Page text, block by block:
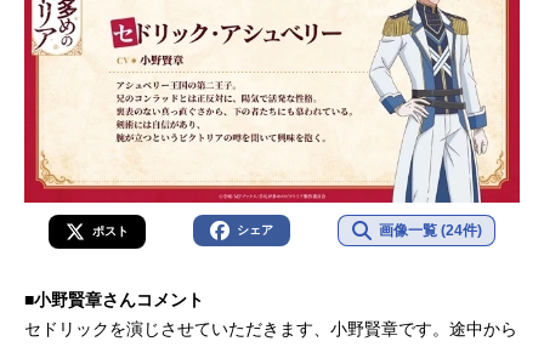
ポスト シェア 画像一覧 (24件)
■小野賢章さんコメント
セドリックを演じさせていただきます、小野賢章です。途中から